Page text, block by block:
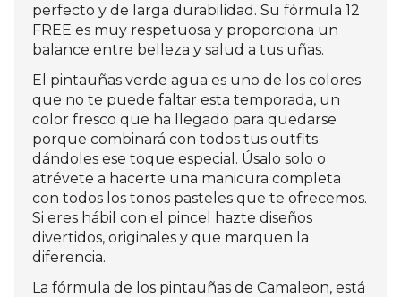
perfecto y de larga durabilidad. Su fórmula 12
FREE es muy respetuosa y proporciona un
balance entre belleza y salud a tus uñas.
El pintauñas verde agua es uno de los colores
que no te puede faltar esta temporada, un
color fresco que ha llegado para quedarse
porque combinará con todos tus outfits
dándoles ese toque especial. Úsalo solo o
atrévete a hacerte una manicura completa
con todos los tonos pasteles que te ofrecemos.
Si eres hábil con el pincel hazte diseños
divertidos, originales y que marquen la
diferencia.
La fórmula de los pintauñas de Camaleon, está